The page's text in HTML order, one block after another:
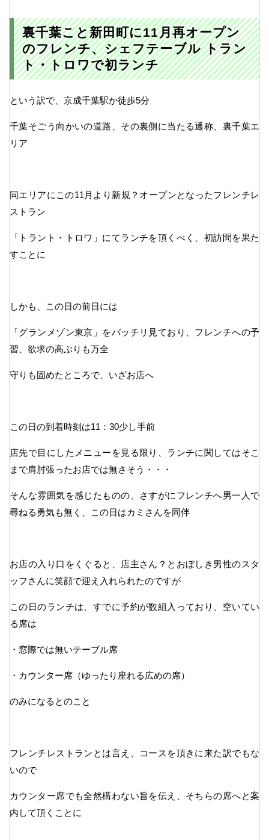
裏千葉こと新田町に11月再オープン
のフレンチ、シェフテーブル トラン
ト・トロワで初ランチ
という訳で、京成千葉駅か徒歩5分
千葉そごう向かいの道路、その裏側に当たる通称、裏千葉エ
リア
同エリアにこの11月より新規？オープンとなったフレンチレ
ストラン
「トラント・トロワ」にてランチを頂くべく、初訪問を果た
すことに
しかも、この日の前日には
「グランメゾン東京」をバッチリ見ており、フレンチへの予
習、欲求の高ぶりも万全
守りも固めたところで、いざお店へ
この日の到着時刻は11：30少し手前
店先で目にしたメニューを見る限り、ランチに関してはそこ
まで肩肘張ったお店では無さそう・・・
そんな雰囲気を感じたものの、さすがにフレンチへ男一人で
尋ねる勇気も無く、この日はカミさんを同伴
お店の入り口をくぐると、店主さん？とおぼしき男性のスタ
ッフさんに笑顔で迎え入れられたのですが
この日のランチは、すでに予約が数組入っており、空いてい
る席は
・窓際では無いテーブル席
・カウンター席（ゆったり座れる広めの席）
のみになるとのこと
フレンチレストランとは言え、コースを頂きに来た訳でもな
いので
カウンター席でも全然構わない旨を伝え、そちらの席へと案
内して頂くことに